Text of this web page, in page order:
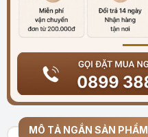
MÔ TẢ NGẮN SẢN PHẨM